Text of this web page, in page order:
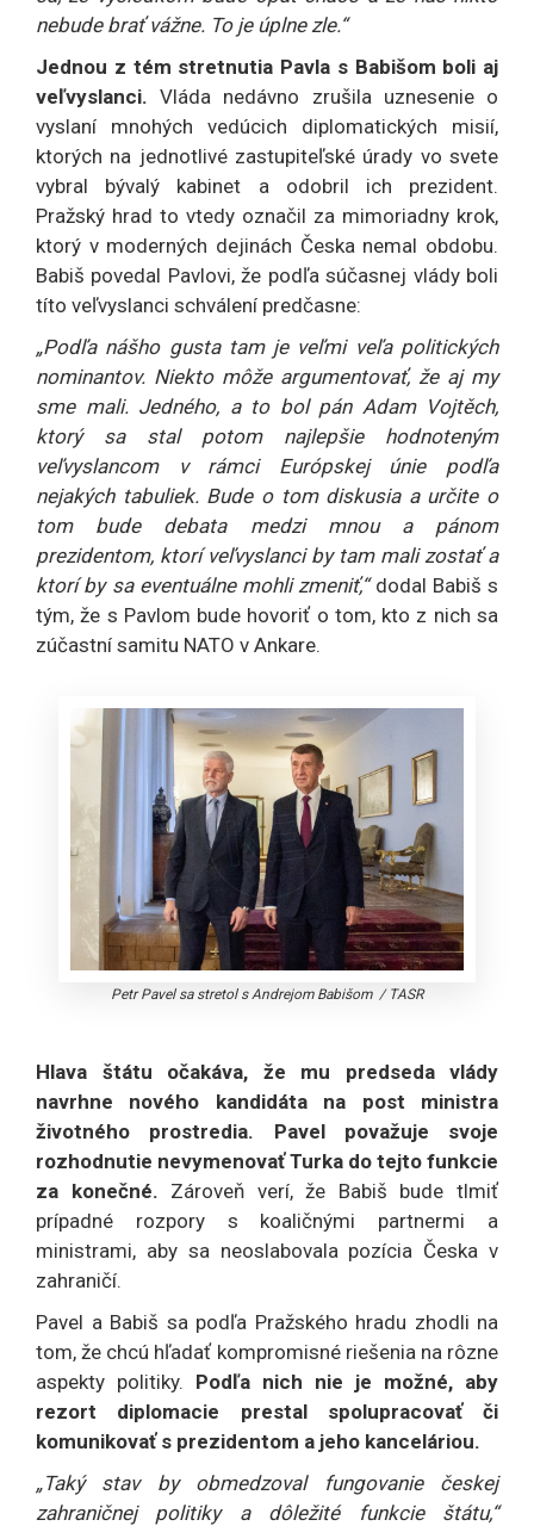
nebude brať vážne. To je úplne zle.“
Jednou z tém stretnutia Pavla s Babišom boli aj
veľvyslanci. Vláda nedávno zrušila uznesenie o
vyslaní mnohých vedúcich diplomatických misií,
ktorých na jednotlivé zastupiteľské úrady vo svete
vybral bývalý kabinet a odobril ich prezident.
Pražský hrad to vtedy označil za mimoriadny krok,
ktorý v moderných dejinách Česka nemal obdobu.
Babiš povedal Pavlovi, že podľa súčasnej vlády boli
títo veľvyslanci schválení predčasne:
„Podľa nášho gusta tam je veľmi veľa politických
nominantov. Niekto môže argumentovať, že aj my
sme mali. Jedného, a to bol pán Adam Vojtěch,
ktorý sa stal potom najlepšie hodnoteným
veľvyslancom v rámci Európskej únie podľa
nejakých tabuliek. Bude o tom diskusia a určite o
tom bude debata medzi mnou a pánom
prezidentom, ktorí veľvyslanci by tam mali zostať a
ktorí by sa eventuálne mohli zmeniť,“ dodal Babiš s
tým, že s Pavlom bude hovoriť o tom, kto z nich sa
zúčastní samitu NATO v Ankare.
Petr Pavel sa stretol s Andrejom Babišom / TASR
Hlava štátu očakáva, že mu predseda vlády
navrhne nového kandidáta na post ministra
životného prostredia. Pavel považuje svoje
rozhodnutie nevymenovať Turka do tejto funkcie
za konečné. Zároveň verí, že Babiš bude tlmiť
prípadné rozpory s koaličnými partnermi a
ministrami, aby sa neoslabovala pozícia Česka v
zahraničí.
Pavel a Babiš sa podľa Pražského hradu zhodli na
tom, že chcú hľadať kompromisné riešenia na rôzne
aspekty politiky. Podľa nich nie je možné, aby
rezort diplomacie prestal spolupracovať či
komunikovať s prezidentom a jeho kanceláriou.
„Taký stav by obmedzoval fungovanie českej
zahraničnej politiky a dôležité funkcie štátu,“